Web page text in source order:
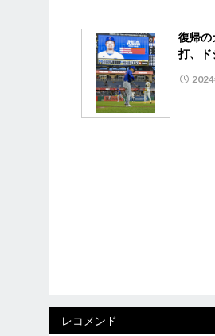
復帰の
打、ド
レコメンド